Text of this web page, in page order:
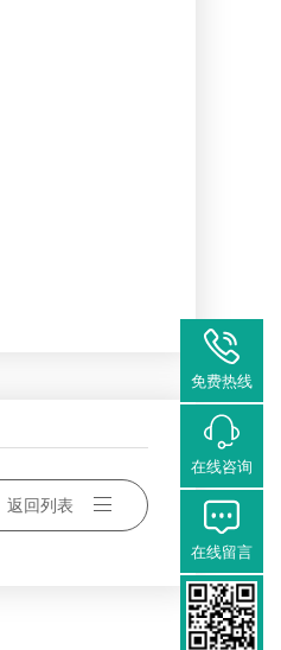
返回列表
免费热线
在线咨询
在线留言